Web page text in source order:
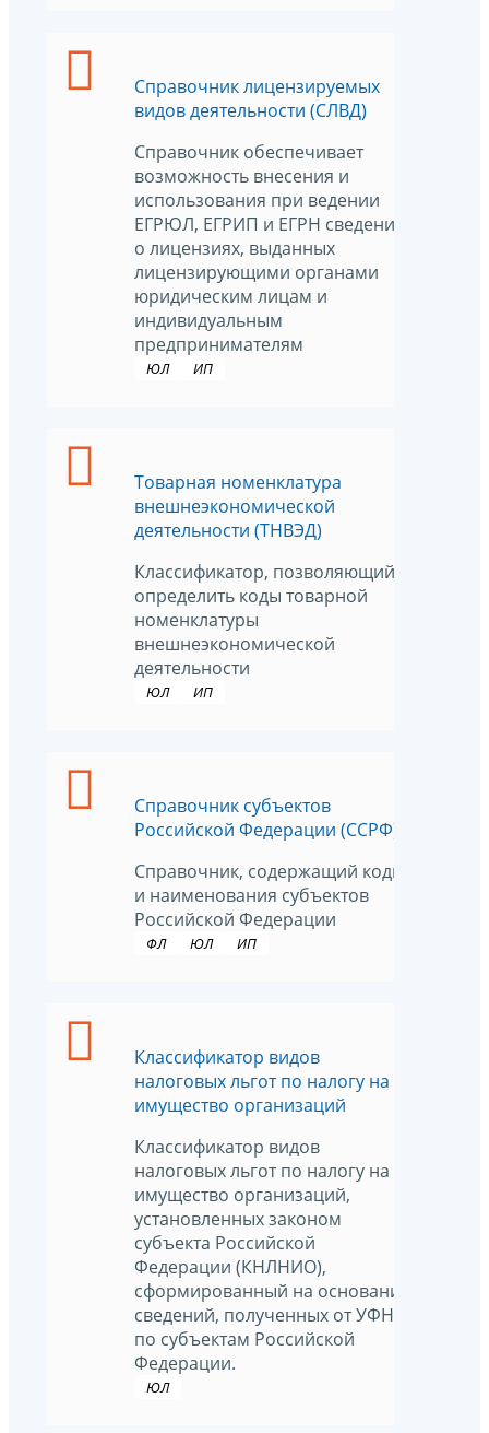
Справочник лицензируемых
видов деятельности (СЛВД)
Справочник обеспечивает
возможность внесения и
использования при ведении
ЕГРЮЛ, ЕГРИП и ЕГРН сведений
о лицензиях, выданных
лицензирующими органами
юридическим лицам и
индивидуальным
предпринимателям
ЮЛ ИП
Товарная номенклатура
внешнеэкономической
деятельности (ТНВЭД)
Классификатор, позволяющий
определить коды товарной
номенклатуры
внешнеэкономической
деятельности
ЮЛ ИП
Справочник субъектов
Российской Федерации (ССРФ)
Справочник, содержащий коды
и наименования субъектов
Российской Федерации
ФЛ ЮЛ ИП
Классификатор видов
налоговых льгот по налогу на
имущество организаций
Классификатор видов
налоговых льгот по налогу на
имущество организаций,
установленных законом
субъекта Российской
Федерации (КНЛНИО),
сформированный на основании
сведений, полученных от УФНС
по субъектам Российской
Федерации.
ЮЛ